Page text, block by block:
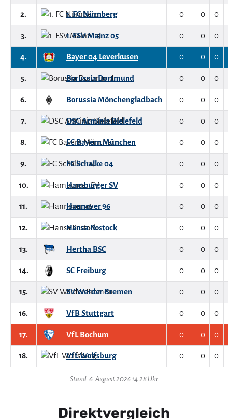
2. 1. FC Nürnberg 0 0 0
3. 1. FSV Mainz 05 0 0 0
4. Bayer 04 Leverkusen 0 0 0
5. Borussia Dortmund 0 0 0
6. Borussia Mönchengladbach 0 0 0
7. DSC Arminia Bielefeld 0 0 0
8. FC Bayern München 0 0 0
9. FC Schalke 04 0 0 0
10. Hamburger SV 0 0 0
11. Hannover 96 0 0 0
12. Hansa Rostock 0 0 0
13. Hertha BSC 0 0 0
14. SC Freiburg 0 0 0
15. SV Werder Bremen 0 0 0
16. VfB Stuttgart 0 0 0
17. VfL Bochum 0 0 0
18. VfL Wolfsburg 0 0 0
Stand: 6. August 2026 14:28 Uhr
Direktvergleich